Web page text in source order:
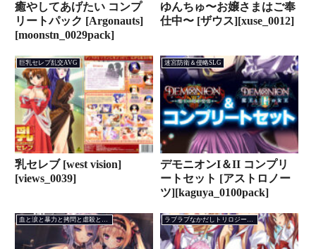
癒やしてあげたい コンプ
リートパック [Argonauts]
[moonstn_0029pack]
ゆんちゅ〜お嬢さまはご奉
仕中〜 [ザウス][xuse_0012]
巨乳セレブ乱交AVG
乳セレブ [west vision]
[views_0039]
迷宮防衛＆侵略SLG
デモニオンI＆II コンプリ
ートセット [アストロノー
ツ][kaguya_0100pack]
血と涙と暴力と拷問と虐殺と愛と感動の物語ADV ラブラブなかだしトリロジーAVG